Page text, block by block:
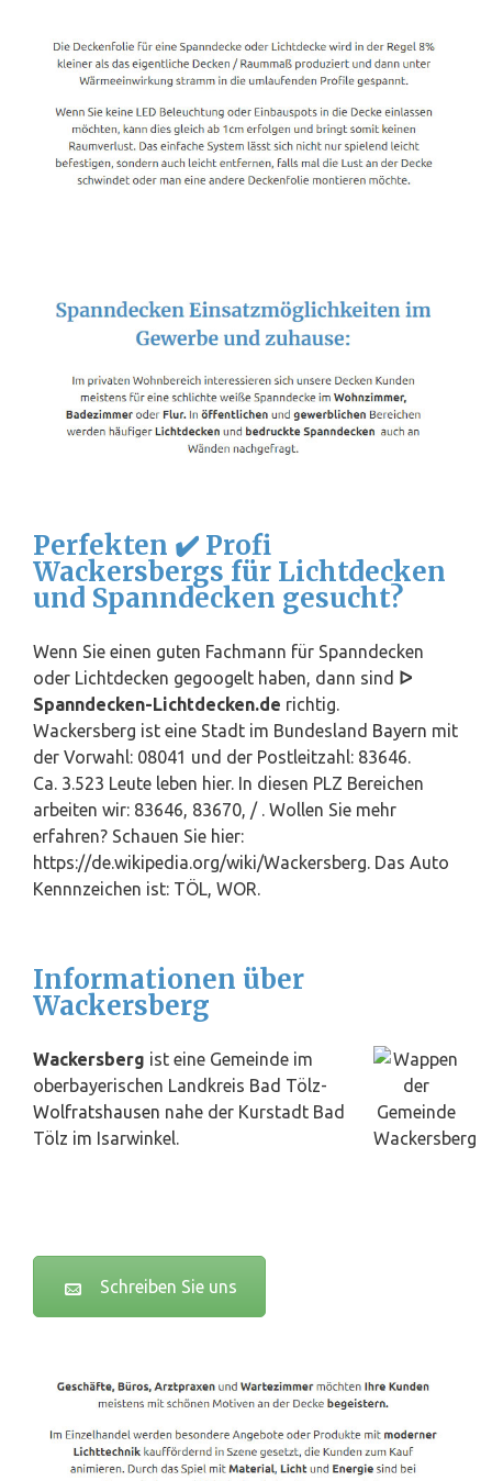
Perfekten ✔️ Profi
Wackersbergs für Lichtdecken
und Spanndecken gesucht?
Wenn Sie einen guten Fachmann für Spanndecken
oder Lichtdecken gegoogelt haben, dann sind ᐅ
Spanndecken-Lichtdecken.de richtig.
Wackersberg ist eine Stadt im Bundesland Bayern mit
der Vorwahl: 08041 und der Postleitzahl: 83646.
Ca. 3.523 Leute leben hier. In diesen PLZ Bereichen
arbeiten wir: 83646, 83670, / . Wollen Sie mehr
erfahren? Schauen Sie hier:
https://de.wikipedia.org/wiki/Wackersberg. Das Auto
Kennnzeichen ist: TÖL, WOR.
Informationen über
Wackersberg
Wackersberg ist eine Gemeinde im
oberbayerischen Landkreis Bad Tölz-
Wolfratshausen nahe der Kurstadt Bad
Tölz im Isarwinkel.
Schreiben Sie uns